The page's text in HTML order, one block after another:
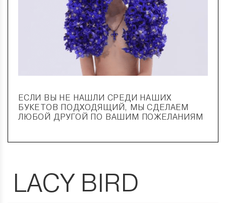
ЕСЛИ ВЫ НЕ НАШЛИ СРЕДИ НАШИХ
БУКЕТОВ ПОДХОДЯЩИЙ, МЫ СДЕЛАЕМ
ЛЮБОЙ ДРУГОЙ ПО ВАШИМ ПОЖЕЛАНИЯМ
LACY BIRD